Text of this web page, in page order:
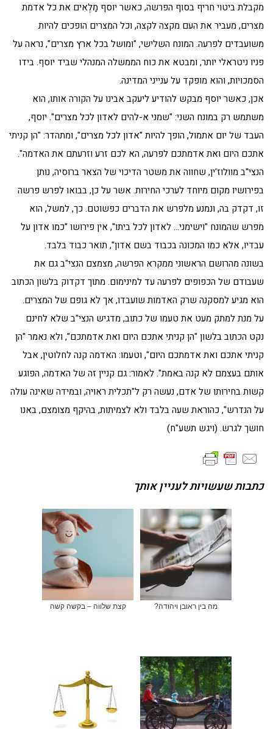
מקבלת ביטוי חריף בסוף הפרשה, כאשר יוסף מַלְאִים את כל אדמת
מצרים, מעביר את העם מקצה לקצה, וכל המצרים הופכים להיות
משועבדים לפרעה. המונח השלישי, "ומושל בכל ארץ מצרים", נראה על
פניו ניטראלי יותר, ומבטא את כוח הממשלה המנהלי שביד יוסף. בידו
הסמכויות, והוא מופקד על ענייני המדינה.
אכן, כאשר יוסף מבקש להודיע ליעקב אבינו על הקורה אותו, הוא
משתמש רק במונח השני: "שמני א-להים לאדון לכל מצרים". יוסף,
העבד של יום אתמול, הופך להיות "אדון לכל מצרים", ומתהדר: "הן קניתי
אתכם היום ואת אדמתכם לפרעה, הא לכם זרע וזרעתם את האדמה".
הנצי"ב מוולוז'ין, שחווה את משטר הדיכוי של הצאר ברוסיה, נותן
בפירושיו מקום מיוחד לערכי החירות. אשר על כן, בבואו לפרש פרשה
זו, דקדק בה, ונמנע מלפרש את הדברים כפשוטם. כך, למשל, הוא
מפרש שהמונח "וישימני… לאדון לכל ביתו", אין פירושו "כמו אדון על
עבדיו, אלא כמו המכונה בכבוד בשם אדון", תואר כבוד בלבד.
בשונה מהרושם הראשוני ממקרא הפרשה, מצמצם הנצי"ב גם את
שעבודם של הכפופים לפרעה עד למינימום. מתוך דקדוק בלשון הכתוב
הוא מגיע למסקנה שרק האדמות שועבדו, אך לא גופם של המצרים.
על מנת למתק מעט את טעמו של כתוב, מדגיש הנצי"ב שלא לחינם
נקט הכתוב בלשון "הן קניתי אתכם היום ואת אדמתכם", ולא נאמר "הן
קניתי אתכם ואת אדמתכם היום", וטעמו: האדמה קנה לחלוטין, אבל
אותם בעצמם לא קנה באמת". לאמור: גם קניין זה של האדמה, הפוגע
קשות בחירותו של אדם, נעשה רק ל"תכלית ראויה, ובמידה שאינה עולה
על הנדרש", כהוראת שעה בלבד ולא לצמיתות, בהיקף מצומצם, באנו
חושך לגרש. (ויגש תשע"ח)
כתבות שעשויות לעניין אותך
מה בין ראובן ויהודה? קצת שלווה – בקשה קשה